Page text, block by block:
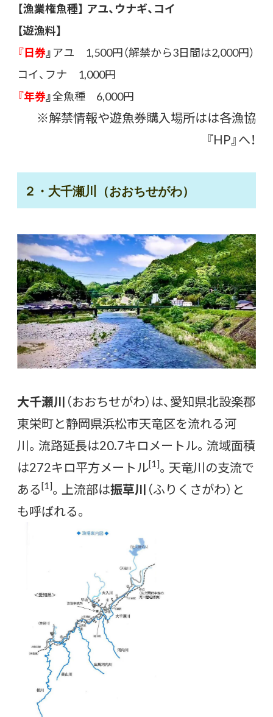
【漁業権魚種】 アユ、ウナギ、コイ
【遊漁料】
『日券』アユ 1,500円（解禁から3日間は2,000円）
コイ、フナ 1,000円
『年券』全魚種 6,000円
※解禁情報や遊魚券購入場所はは各漁協
『HP』へ！
２・大千瀬川（おおちせがわ）
大千瀬川 （おおちせがわ）は、愛知県北設楽郡
東栄町と静岡県浜松市天竜区を流れる河
川。流路延長は20.7キロメートル。流域面積
は272キロ平方メートル[1]。天竜川の支流で
ある[1]。上流部は振草川 （ふりくさがわ）と
も呼ばれる。